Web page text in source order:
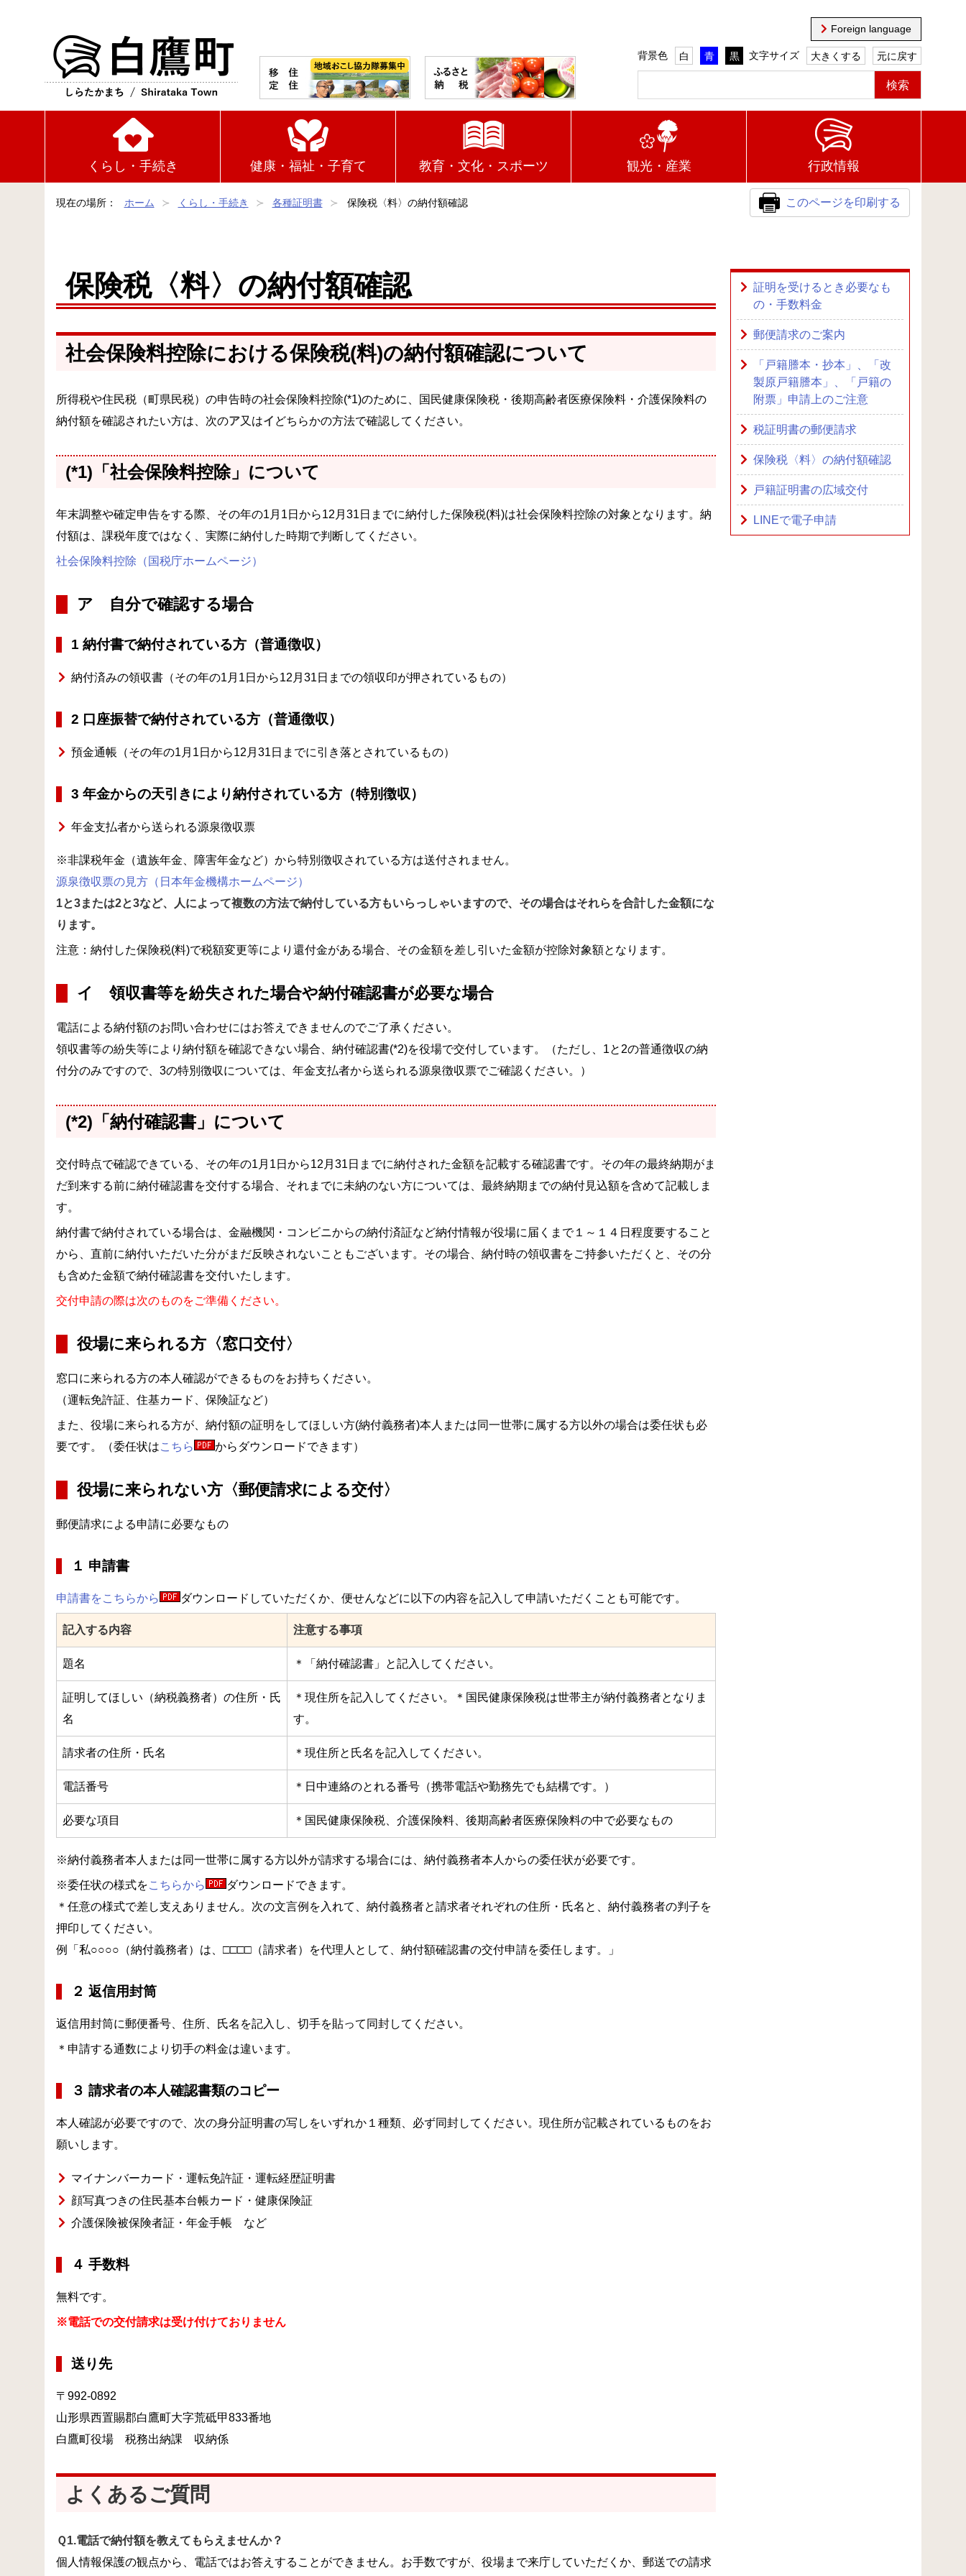
Foreign language
背景色 白 青 黒 文字サイズ 大きくする 元に戻す
くらし・手続き 健康・福祉・子育て 教育・文化・スポーツ 観光・産業 行政情報
現在の場所： ホーム くらし・手続き 各種証明書 保険税〈料〉の納付額確認 このページを印刷する
保険税〈料〉の納付額確認
社会保険料控除における保険税(料)の納付額確認について
所得税や住民税（町県民税）の申告時の社会保険料控除(*1)のために、国民健康保険税・後期高齢者医療保険料・介護保険料の
納付額を確認されたい方は、次のア又はイ どちらかの方法で確認してください。
(*1)「社会保険料控除」について
年末調整や確定申告をする際、その年の1月1日から12月31日までに納付した保険税(料)は社会保険料控除の対象となります。納
付額は、課税年度ではなく、実際に納付した時期で判断してください。
社会保険料控除（国税庁ホームページ）
ア 自分で確認する場合
1 納付書で納付されている方（普通徴収）
納付済みの領収書（その年の1月1日から12月31日までの領収印が押されているもの）
2 口座振替で納付されている方（普通徴収）
預金通帳（その年の1月1日から12月31日までに引き落とされているもの）
3 年金からの天引きにより納付されている方（特別徴収）
年金支払者から送られる源泉徴収票
※非課税年金（遺族年金、障害年金など）から特別徴収されている方は送付されません。
源泉徴収票の見方（日本年金機構ホームページ）
1と3または2と3など、人によって複数の方法で納付している方もいらっしゃいますので、その場合はそれらを合計した金額にな
ります。
注意：納付した保険税(料)で税額変更等により還付金がある場合、その金額を差し引いた金額が控除対象額となります。
イ 領収書等を紛失された場合や納付確認書が必要な場合
電話による納付額のお問い合わせにはお答えできませんのでご了承ください。
領収書等の紛失等により納付額を確認できない場合、納付確認書(*2)を役場で交付しています。（ただし、1と2の普通徴収の納
付分のみですので、3の特別徴収については、年金支払者から送られる源泉徴収票でご確認ください。）
(*2)「納付確認書」について
交付時点で確認できている、その年の1月1日から12月31日までに納付された金額を記載する確認書です。その年の最終納期がま
だ到来する前に納付確認書を交付する場合、それまでに未納のない方については、最終納期までの納付見込額を含めて記載しま
す。
納付書で納付されている場合は、金融機関・コンビニからの納付済証など納付情報が役場に届くまで１～１４日程度要すること
から、直前に納付いただいた分がまだ反映されないこともございます。その場合、納付時の領収書をご持参いただくと、その分
も含めた金額で納付確認書を交付いたします。
交付申請の際は次のものをご準備ください。
役場に来られる方〈窓口交付〉
窓口に来られる方の本人確認ができるものをお持ちください。
（運転免許証、住基カード、保険証など）
また、役場に来られる方が、納付額の証明をしてほしい方(納付義務者)本人または同一世帯に属する方以外の場合は委任状も必
要です。（委任状はこちら からダウンロードできます）
役場に来られない方〈郵便請求による交付〉
郵便請求による申請に必要なもの
１ 申請書
申請書をこちらから ダウンロードしていただくか、便せんなどに以下の内容を記入して申請いただくことも可能です。
記入する内容 注意する事項
題名 ＊「納付確認書」と記入してください。
証明してほしい（納税義務者）の住所・氏
名
＊現住所を記入してください。＊国民健康保険税は世帯主が納付義務者となりま
す。
請求者の住所・氏名 ＊現住所と氏名を記入してください。
電話番号 ＊日中連絡のとれる番号（携帯電話や勤務先でも結構です。）
必要な項目 ＊国民健康保険税、介護保険料、後期高齢者医療保険料の中で必要なもの
※納付義務者本人または同一世帯に属する方以外が請求する場合には、納付義務者本人からの委任状が必要です。
※委任状の様式をこちらから
ダウンロードできます。
＊任意の様式で差し支えありません。次の文言例を入れて、納付義務者と請求者それぞれの住所・氏名と、納付義務者の判子を
押印してください。
例「私○○○○（納付義務者）は、□□□□（請求者）を代理人として、納付額確認書の交付申請を委任します。」
２ 返信用封筒
返信用封筒に郵便番号、住所、氏名を記入し、切手を貼って同封してください。
＊申請する通数により切手の料金は違います。
３ 請求者の本人確認書類のコピー
本人確認が必要ですので、次の身分証明書の写しをいずれか１種類、必ず同封してください。現住所が記載されているものをお
願いします。
マイナンバーカード・運転免許証・運転経歴証明書
顔写真つきの住民基本台帳カード・健康保険証
介護保険被保険者証・年金手帳 など
４ 手数料
無料です。
※電話での交付請求は受け付けておりません
送り先
〒992-0892
山形県西置賜郡白鷹町大字荒砥甲833番地
白鷹町役場 税務出納課 収納係
よくあるご質問
Ｑ1.電話で納付額を教えてもらえませんか？
個人情報保護の観点から、電話ではお答えすることができません。お手数ですが、役場まで来庁していただくか、郵送での請求
証明を受けるとき必要なも
の・手数料金
郵便請求のご案内
「戸籍謄本・抄本」、「改
製原戸籍謄本」、「戸籍の
附票」申請上のご注意
税証明書の郵便請求
保険税〈料〉の納付額確認
戸籍証明書の広域交付
LINEで電子申請